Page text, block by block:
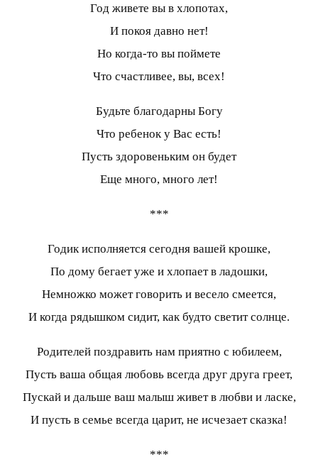
Год живете вы в хлопотах,
И покоя давно нет!
Но когда-то вы поймете
Что счастливее, вы, всех!
Будьте благодарны Богу
Что ребенок у Вас есть!
Пусть здоровеньким он будет
Еще много, много лет!
***
Годик исполняется сегодня вашей крошке,
По дому бегает уже и хлопает в ладошки,
Немножко может говорить и весело смеется,
И когда рядышком сидит, как будто светит солнце.
Родителей поздравить нам приятно с юбилеем,
Пусть ваша общая любовь всегда друг друга греет,
Пускай и дальше ваш малыш живет в любви и ласке,
И пусть в семье всегда царит, не исчезает сказка!
***